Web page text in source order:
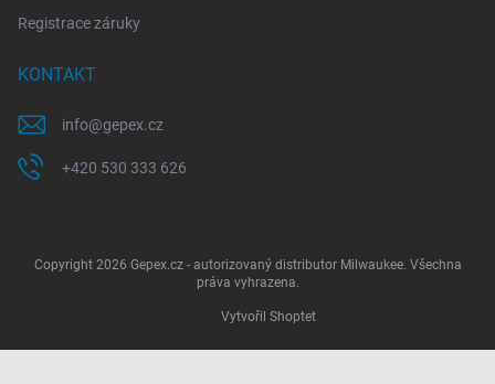
Registrace záruky
KONTAKT
info@gepex.cz
+420 530 333 626
Vytvořil Shoptet
Copyright 2026 Gepex.cz - autorizovaný distributor Milwaukee. Všechna
práva vyhrazena.